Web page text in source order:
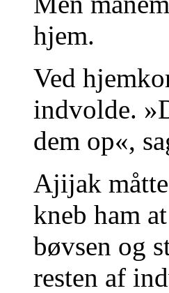
hjem.
Ved
indvolde.
dem op«,
Ajijak
kneb ham
bøvsen og
resten af